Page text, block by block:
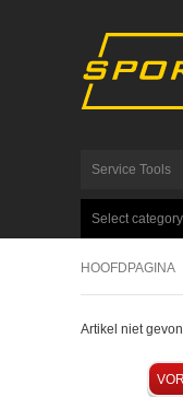
Service Tools
Select
HOOFDPAGINA
Artikel niet